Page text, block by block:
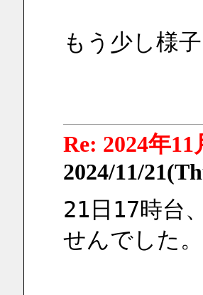
もう少し様
Re: 2024年
2024/11/
21日17時台
せんでした。